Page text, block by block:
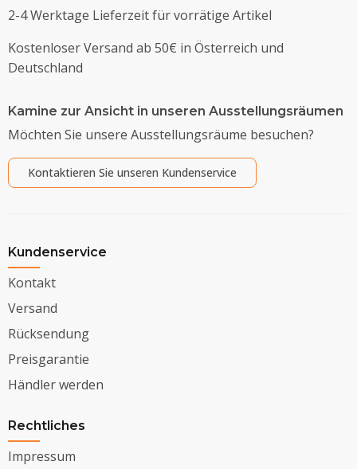
2-4 Werktage Lieferzeit für vorrätige Artikel
Kostenloser Versand ab 50€ in Österreich und
Deutschland
Kamine zur Ansicht in unseren Ausstellungsräumen
Möchten Sie unsere Ausstellungsräume besuchen?
Kontaktieren Sie unseren Kundenservice
Kundenservice
Kontakt
Versand
Rücksendung
Preisgarantie
Händler werden
Rechtliches
Impressum